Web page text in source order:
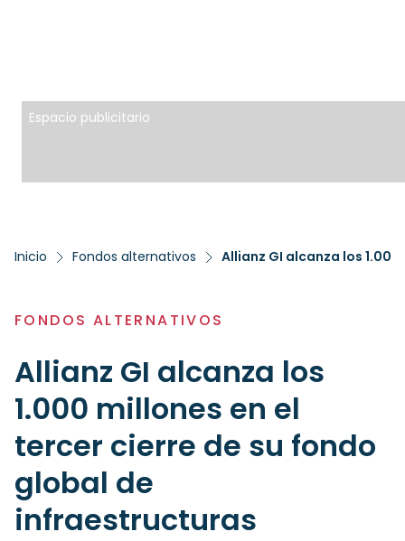
Espacio publicitario
Inicio Fondos alternativos Allianz GI alcanza los
FONDOS ALTERNATIVOS
Allianz GI alcanza los
1.000 millones en el
tercer cierre de su fondo
global de
infraestructuras